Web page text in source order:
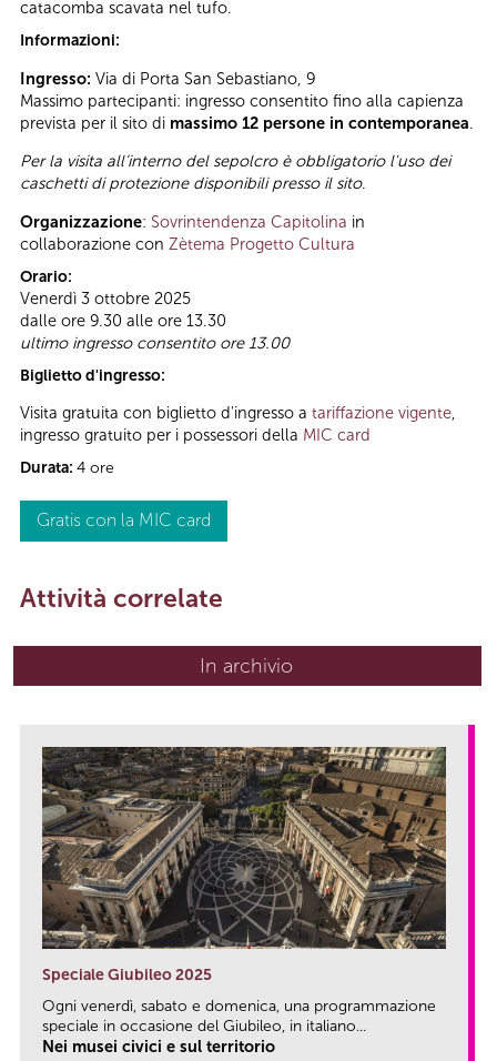
catacomba scavata nel tufo.
Informazioni:
Ingresso: Via di Porta San Sebastiano, 9
Massimo partecipanti: ingresso consentito fino alla capienza
prevista per il sito di massimo 12 persone in contemporanea.
Per la visita all’interno del sepolcro è obbligatorio l'uso dei
caschetti di protezione disponibili presso il sito.
Organizzazione: Sovrintendenza Capitolina in
collaborazione con Zètema Progetto Cultura
Orario:
Venerdì 3 ottobre 2025
dalle ore 9.30 alle ore 13.30
ultimo ingresso consentito ore 13.00
Biglietto d'ingresso:
Visita gratuita con biglietto d'ingresso a tariffazione vigente,
ingresso gratuito per i possessori della MIC card
Durata: 4 ore
Gratis con la MIC card
Attività correlate
In archivio
Speciale Giubileo 2025
Ogni venerdì, sabato e domenica, una programmazione
speciale in occasione del Giubileo, in italiano...
Nei musei civici e sul territorio